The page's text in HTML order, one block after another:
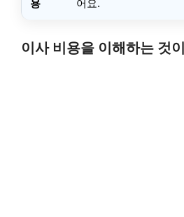
용 어요.
이사 비용을 이해하는 것